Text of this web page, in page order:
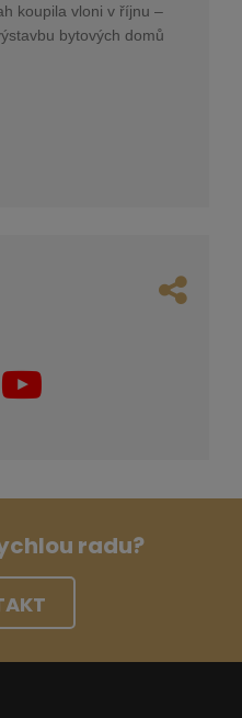
koupila vloni v říjnu –
bytových domů
radu?